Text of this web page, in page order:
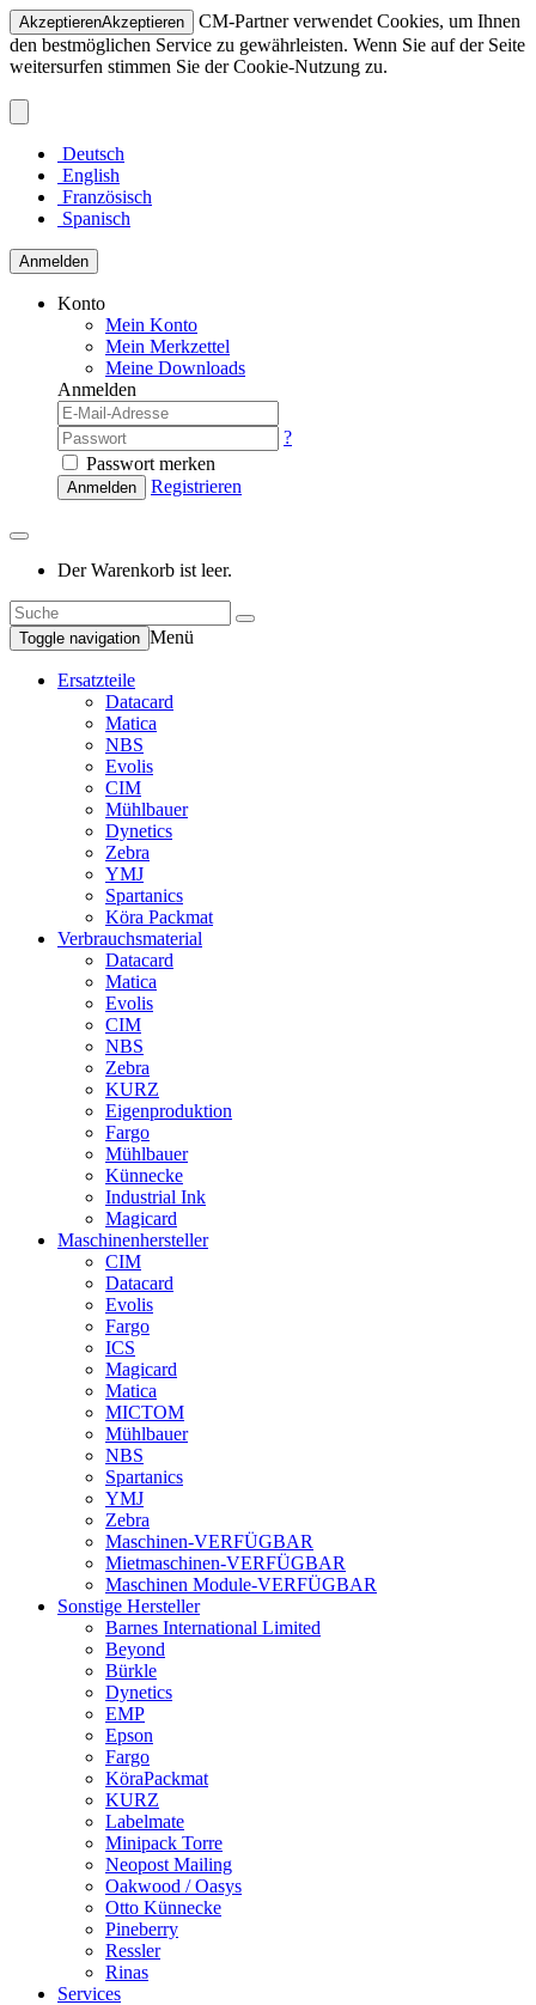
AkzeptierenAkzeptieren
CM-Partner verwendet Cookies, um Ihnen
den bestmöglichen Service zu gewährleisten. Wenn Sie auf der Seite
weitersurfen stimmen Sie der Cookie-Nutzung zu.
Deutsch
English
Französisch
Spanisch
Anmelden
Konto
Mein Konto
Mein Merkzettel
Meine Downloads
Anmelden
?
Passwort merken
Anmelden Registrieren
Der Warenkorb ist leer.
Toggle navigation Menü
Ersatzteile
Datacard
Matica
NBS
Evolis
CIM
Mühlbauer
Dynetics
Zebra
YMJ
Spartanics
Köra Packmat
Verbrauchsmaterial
Datacard
Matica
Evolis
CIM
NBS
Zebra
KURZ
Eigenproduktion
Fargo
Mühlbauer
Künnecke
Industrial Ink
Magicard
Maschinenhersteller
CIM
Datacard
Evolis
Fargo
ICS
Magicard
Matica
MICTOM
Mühlbauer
NBS
Spartanics
YMJ
Zebra
Maschinen-VERFÜGBAR
Mietmaschinen-VERFÜGBAR
Maschinen Module-VERFÜGBAR
Sonstige Hersteller
Barnes International Limited
Beyond
Bürkle
Dynetics
EMP
Epson
Fargo
KöraPackmat
KURZ
Labelmate
Minipack Torre
Neopost Mailing
Oakwood / Oasys
Otto Künnecke
Pineberry
Ressler
Rinas
Services